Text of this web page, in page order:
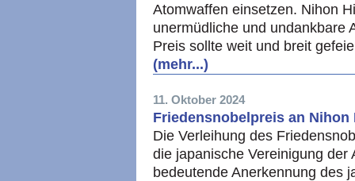
Atomwaffen einsetzen. Nihon
unermüdliche und undankbare
Preis sollte weit und breit
(mehr...)
11. Oktober 2024
Friedensnobelpreis an Nihon
Die Verleihung des
die japanische Vereinigung der
bedeutende Anerkennung des